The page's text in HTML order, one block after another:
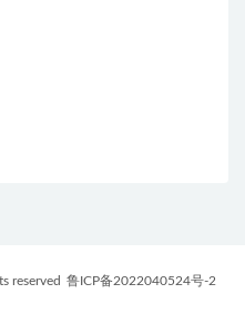
reserved 鲁ICP备2022040524号-2